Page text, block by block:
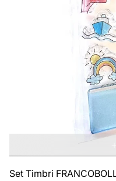
Set Timbri